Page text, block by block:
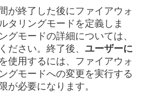
が終了した後にファイアウォ
タリングモードを定義しま
グモードの詳細については、
ださい。終了後、 ユーザーに
使用するには、ファイアウォ
グモードへの変更を実行する
が必要になります。